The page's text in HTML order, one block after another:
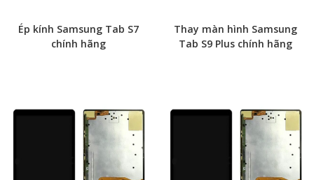
Ép kính Samsung Tab S7
chính hãng
Thay màn hình Samsung
Tab S9 Plus chính hãng